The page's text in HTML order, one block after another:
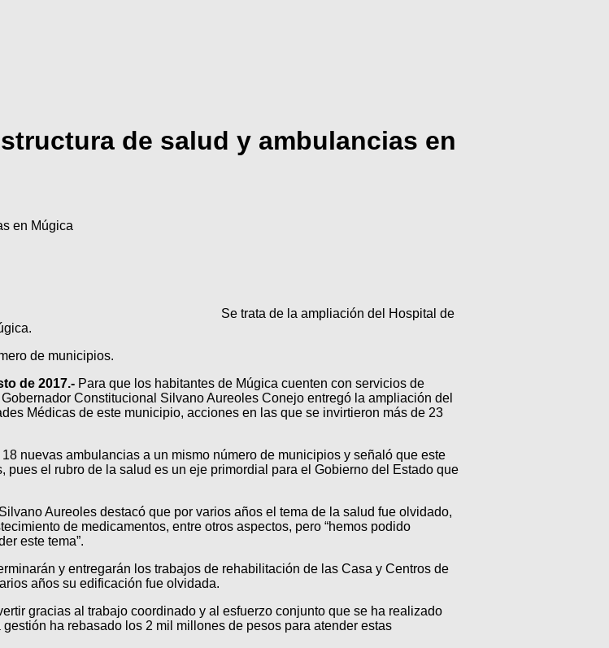
de salud y ambulancias en
en Múgica
Se trata de la ampliación del Hospital de
de municipios.
de 2017.-Para que los habitantes de Múgica cuenten con servicios de
Constitucional Silvano Aureoles Conejo entregó la ampliación del
Médicas de este municipio, acciones en las que se invirtieron más de 23
nuevas ambulancias a un mismo número de municipios y señaló que este
el rubro de la salud es un eje primordial para el Gobierno del Estado que
Aureoles destacó que por varios años el tema de la salud fue olvidado,
de medicamentos, entre otros aspectos, pero “hemos podido
este tema”.
y entregarán los trabajos de rehabilitación de las Casa y Centros de
años su edificación fue olvidada.
gracias al trabajo coordinado y al esfuerzo conjunto que se ha realizado
ha rebasado los 2 mil millones de pesos para atender estas